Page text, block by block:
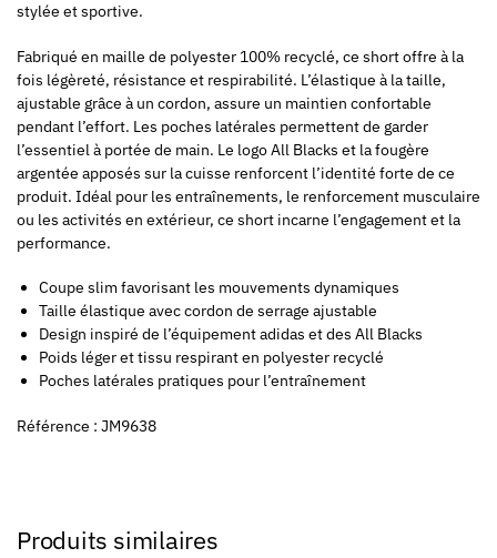
stylée et sportive.
Fabriqué en maille de polyester 100% recyclé, ce short offre à la
fois légèreté, résistance et respirabilité. L’élastique à la taille,
ajustable grâce à un cordon, assure un maintien confortable
pendant l’effort. Les poches latérales permettent de garder
l’essentiel à portée de main. Le logo All Blacks et la fougère
argentée apposés sur la cuisse renforcent l’identité forte de ce
produit. Idéal pour les entraînements, le renforcement musculaire
ou les activités en extérieur, ce short incarne l’engagement et la
performance.
Coupe slim favorisant les mouvements dynamiques
Taille élastique avec cordon de serrage ajustable
Design inspiré de l’équipement adidas et des All Blacks
Poids léger et tissu respirant en polyester recyclé
Poches latérales pratiques pour l’entraînement
Référence : JM9638
Produits similaires